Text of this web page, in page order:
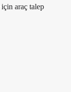
için araç talep